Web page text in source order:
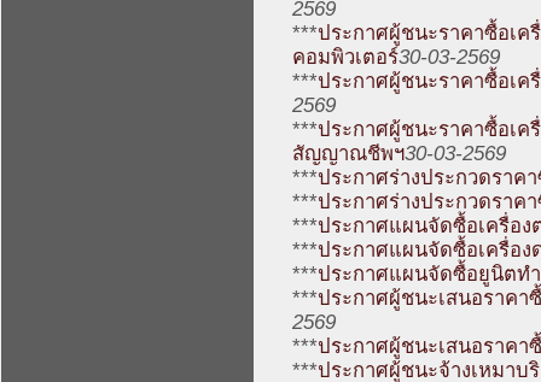
2569
***ประกาศผู้ชนะราคาซื้อเค
คอมพิวเตอร์30-03-2569
***ประกาศผู้ชนะราคาซื้อเค
2569
***ประกาศผู้ชนะราคาซื้อเค
สัญญาณชีพฯ30-03-2569
***ประกาศร่างประกวดราค
***ประกาศร่างประกวดราค
***ประกาศแผนจัดซื้อเครื่อง
***ประกาศแผนจัดซื้อเครื่อง
***ประกาศแผนจัดซื้อยูนิตท
***ประกาศผู้ชนะเสนอราคา
2569
***ประกาศผู้ชนะเสนอราคา
***ประกาศผู้ชนะจ้างเหมาบ